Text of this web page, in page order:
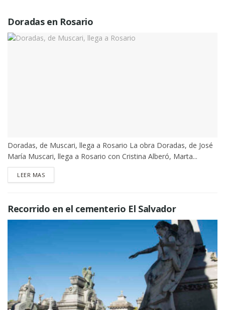
Doradas en Rosario
Doradas, de Muscari, llega a Rosario La obra Doradas, de José
María Muscari, llega a Rosario con Cristina Alberó, Marta...
LEER MASDETAILS
Recorrido en el cementerio El Salvador